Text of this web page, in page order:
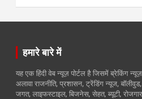
हमारे बारे में
यह एक हिंदी वेब न्यूज़ पोर्टल है जिसमें ब्रेकिंग
अलावा राजनीति, प्रशासन, ट्रेंडिंग न्यूज,
जगत, लाइफस्टाइल, बिजनेस, सेहत, ब्यूटी,